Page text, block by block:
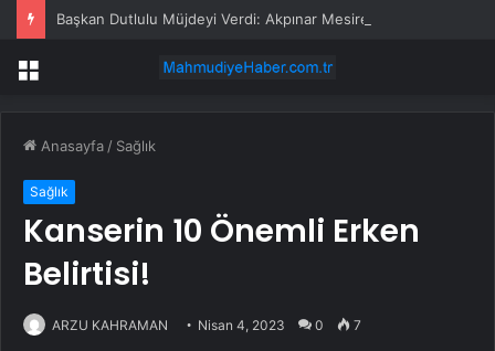
Menü
Anasayfa / Sağlık
Sağlık
Kanserin 10 Önemli Erken
Belirtisi!
ARZU KAHRAMAN Nisan 4, 2023 0 7